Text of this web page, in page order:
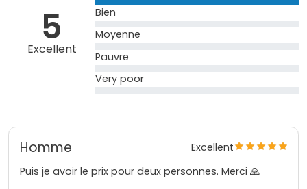
5
Excellent
Bien
Moyenne
Pauvre
Very poor
Homme
Excellent
Puis je avoir le prix pour deux personnes. Merci 🙏